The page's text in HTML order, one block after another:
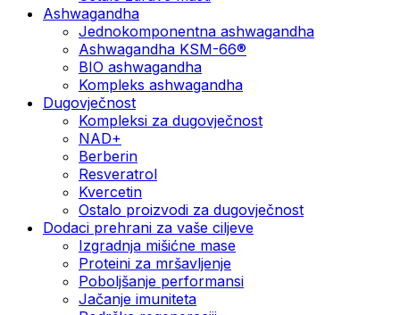
Ashwagandha
Jednokomponentna ashwagandha
Ashwagandha KSM-66®
BIO ashwagandha
Kompleks ashwagandha
Dugovječnost
Kompleksi za dugovječnost
NAD+
Berberin
Resveratrol
Kvercetin
Ostalo proizvodi za dugovječnost
Dodaci prehrani za vaše ciljeve
Izgradnja mišićne mase
Proteini za mršavljenje
Poboljšanje performansi
Jačanje imuniteta